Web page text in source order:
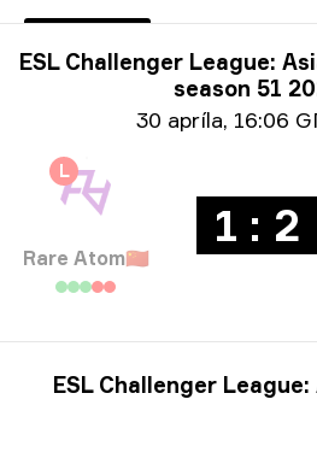
Informácie o turnaji
ESL Challenger League:
season 51
Informácie o dátume
30 apríla, 16:06
L
Rare Atom🇨🇳
1 : 2
ESL Challenger